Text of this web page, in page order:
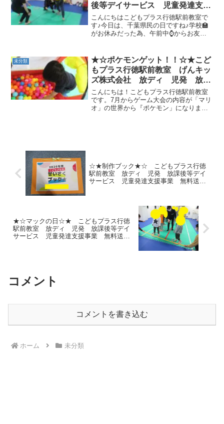
後等デイサービス 児童発達支援
事業 無料送迎 発達障害 運動
療育 行徳 行徳駅前 南行徳
妙典 市川市 江戸川区 篠崎
症 ADHD
こんにちはこどもプラス行徳駅前教室で
す♪今日は、千葉県民の日ですね♪学校🏫
がお休みだった為、午前中⌚からお友達
の掛け声で、体育座りからダッシュ！う
つ伏せになってからダッ...
未分類
★☆ポケモンゲット！！☆★こど
もプラス行徳駅前教室 げんキッ
ズ株式会社 放ディ 児発 放課
後等デイサービス 児童発達支援
事業 無料送迎 発達障害 運動
療育 行徳 行徳駅前 南行徳
こんにちは！こどもプラス行徳駅前教室
です。7月からゲーム大会の内容が「マリ
オ」の世界から『ポケモン」になりまし
☆★制作ブック★☆ こどもプラス行徳
駅前教室 放ディ 児発 放課後等デイ
サービス 児童発達支援事業 無料送
★☆マックの日☆★ こどもプラス行徳
駅前教室 放ディ 児発 放課後等デイ
サービス 児童発達支援事業 無料送
コメント
コメントを書き込む
ホーム 未分類